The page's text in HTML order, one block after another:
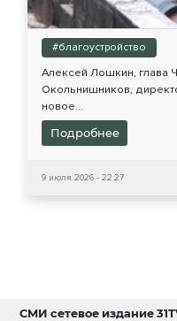
#благоустройство
Алексей Лошкин, глава
Окольнишников,
новое...
Подробнее
9 июля 2026 - 22:27
СМИ сетевое издание